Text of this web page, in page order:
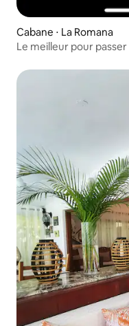
Cabane ⋅ La Romana
Le meilleur pour